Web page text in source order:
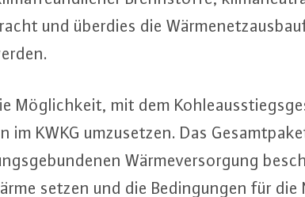
und überdies die
Mög­lich­keit, mit dem
im KWKG um­zu­set­zen. Das
Wär­me­ver­sor­gung
setzen und die Be­din­gun­gen für die